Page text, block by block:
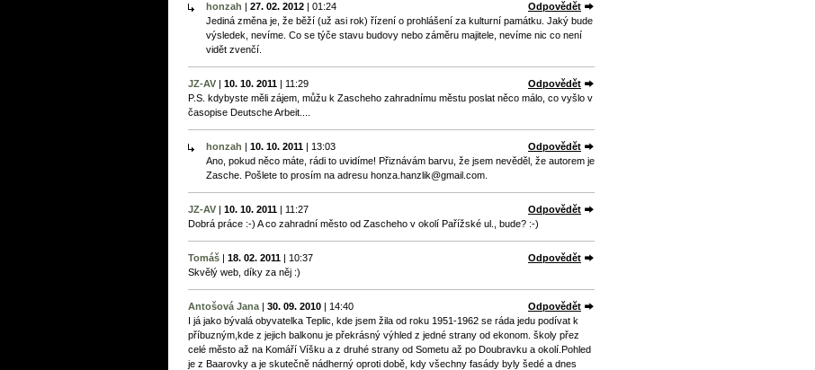
honzah | 27. 02. 2012 | 01:24
Odpovědět
Jediná změna je, že běží (už asi rok) řízení o prohlášení za kulturní památku. Jaký bude
výsledek, nevíme. Co se týče stavu budovy nebo záměru majitele, nevíme nic co není
vidět zvenčí.
JZ-AV | 10. 10. 2011 | 11:29
Odpovědět
P.S. kdybyste měli zájem, můžu k Zascheho zahradnímu městu poslat něco málo, co vyšlo v
časopise Deutsche Arbeit....
honzah | 10. 10. 2011 | 13:03
Odpovědět
Ano, pokud něco máte, rádi to uvidíme! Přiznávám barvu, že jsem nevěděl, že autorem je
Zasche. Pošlete to prosím na adresu honza.hanzlik@gmail.com.
JZ-AV | 10. 10. 2011 | 11:27
Odpovědět
Dobrá práce :-) A co zahradní město od Zascheho v okolí Pařížské ul., bude? :-)
Tomáš | 18. 02. 2011 | 10:37
Odpovědět
Skvělý web, díky za něj :)
Antošová Jana | 30. 09. 2010 | 14:40
Odpovědět
I já jako bývalá obyvatelka Teplic, kde jsem žila od roku 1951-1962 se ráda jedu podívat k
příbuzným,kde z jejich balkonu je překrásný výhled z jedné strany od ekonom. školy přez
celé město až na Komáří Víšku a z druhé strany od Sometu až po Doubravku a okolí.Pohled
je z Baarovky a je skutečně nádherný oproti době, kdy všechny fasády byly šedé a dnes